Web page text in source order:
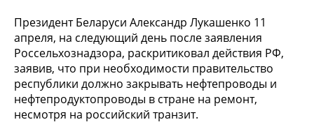
Президент Беларуси Александр Лукашенко 11
апреля, на следующий день после заявления
Россельхознадзора, раскритиковал действия РФ,
заявив, что при необходимости правительство
республики должно закрывать нефтепроводы и
нефтепродуктопроводы в стране на ремонт,
несмотря на российский транзит.